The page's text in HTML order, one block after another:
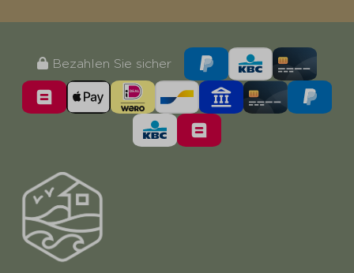
Bezahlen Sie sicher